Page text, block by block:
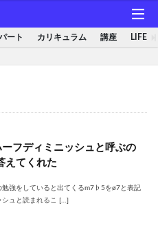
ート カリキュラム 講座 LIFE
フディミニッシュと呼ぶの
えてくれた
勉強をしていると出てくるm7♭5をø7と表記
シュと読まれるこ […]